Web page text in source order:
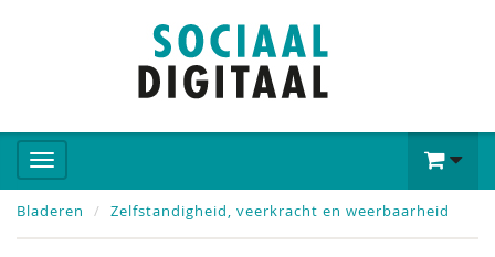
Bladeren Zelfstandigheid, veerkracht en weerbaarheid